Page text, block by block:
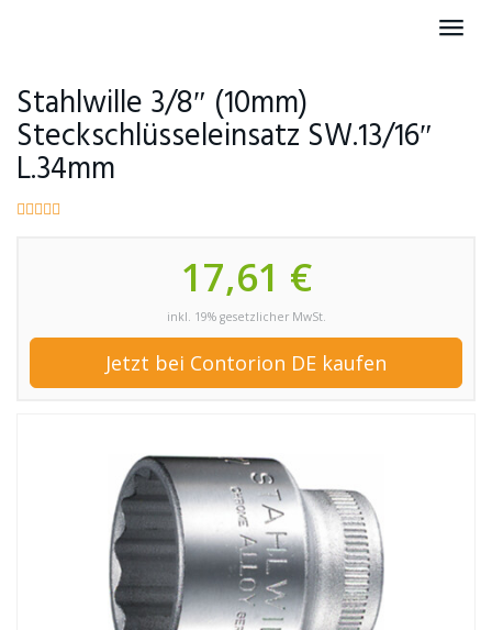
Stahlwille 3/8″ (10mm)
Steckschlüsseleinsatz SW.13/16″
L.34mm
17,61 €
inkl. 19% gesetzlicher MwSt.
Jetzt bei Contorion DE kaufen